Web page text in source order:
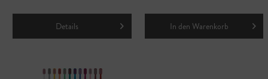
Details In den Warenkorb